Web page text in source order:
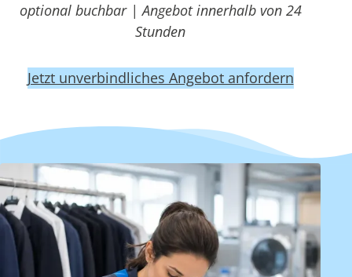
optional buchbar | Angebot innerhalb von 24
Stunden
Jetzt unverbindliches Angebot anfordern